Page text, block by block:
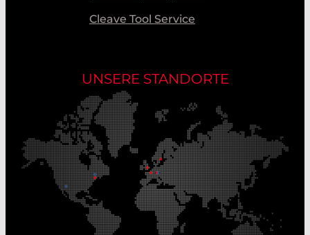
Cleave Tool Service
UNSERE STANDORTE